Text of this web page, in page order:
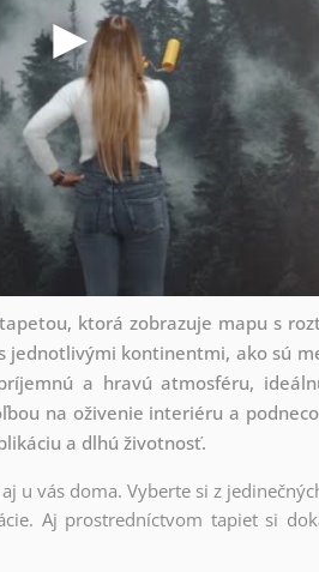
ktorá zobrazuje mapu s
kontinentmi, ako sú
a hravú atmosféru,
na oživenie interiéru a
a dlhú životnosť.
u vás doma. Vyberte si z
Aj prostredníctvom tapiet si